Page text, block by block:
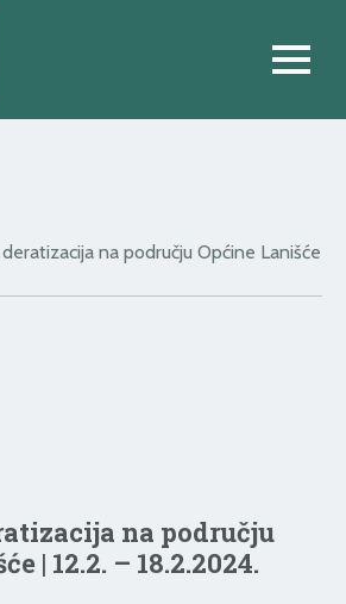
na području Općine Lanišće
na području
| 12.2. – 18.2.2024.